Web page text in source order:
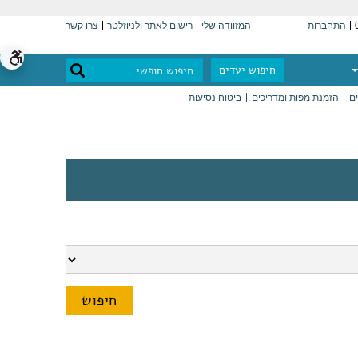
התחברות המזוודה שלי רישום לאתר ולניוזלטר צרו קשר
חיפוש יעדים
הזמנת מפות ומדריכים ביטוח נסיעות